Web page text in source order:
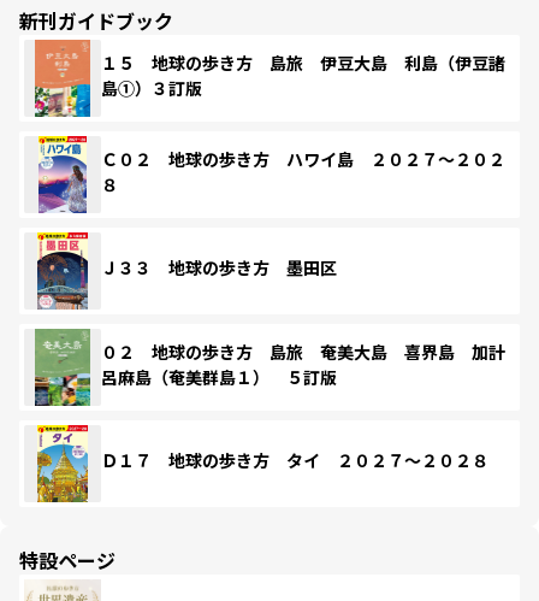
新刊ガイドブック
１５ 地球の歩き方 島旅 伊豆大島 利島（伊豆諸
島①）３訂版
Ｃ０２ 地球の歩き方 ハワイ島 ２０２７～２０２
８
Ｊ３３ 地球の歩き方 墨田区
０２ 地球の歩き方 島旅 奄美大島 喜界島 加計
呂麻島（奄美群島１） ５訂版
Ｄ１７ 地球の歩き方 タイ ２０２７～２０２８
特設ページ